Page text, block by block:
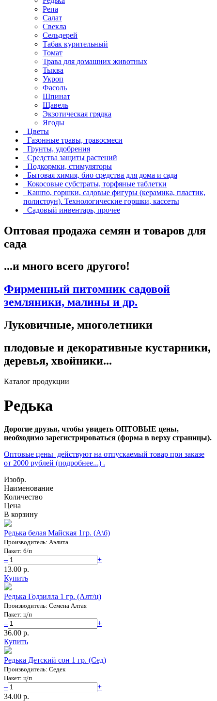
Репа
Салат
Свекла
Сельдерей
Табак курительный
Томат
Трава для домашних животных
Тыква
Укроп
Фасоль
Шпинат
Щавель
Экзотическая грядка
Ягоды
Цветы
Газонные травы, травосмеси
Грунты, удобрения
Средства защиты растений
Подкормки, стимуляторы
Бытовая химия, био средства для дома и сада
Кокосовые субстраты, торфяные таблетки
Кашпо, горшки, садовые фигуры (керамика, пластик,
полистоун). Технологические горшки, кассеты
Садовый инвентарь, прочее
Оптовая продажа семян и товаров для
сада
...и много всего другого!
Фирменный питомник садовой
земляники, малины и др.
Луковичные, многолетники
плодовые и декоративные кустарники,
деревья, хвойники...
Каталог продукции
Редька
Дорогие друзья, чтобы увидеть ОПТОВЫЕ цены,
необходимо зарегистрироваться (форма в верху страницы).
Оптовые цены действуют на отпускаемый товар при заказе
от 2000 рублей (подробнее...) .
Изобр.
Наименование
Количество
Цена
В корзину
Редька белая Майская 1гр. (А\б)
Производитель: Аэлита
Пакет: б/п
–
+
13.00 p.
Купить
Редька Годзилла 1 гр. (Алт/ц)
Производитель: Семена Алтая
Пакет: ц/п
–
+
36.00 p.
Купить
Редька Детский сон 1 гр. (Сед)
Производитель: Седек
Пакет: ц/п
–
+
34.00 p.